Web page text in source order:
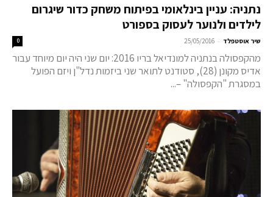
נתניה: עניין בינלאומי בפיתוח משחק כדור שיגרום
לילדים ולנוער לעסוק בספורט
שיר אוסטפלד -
25/05/2016
0
מהקפסולה בנתניה למונדיאל בריו 2016: יום שני היה יום מיוחד עבור
אדיס מקונן (28), סטודנט לתואר שני ביזמות נדל"ן ויזם הפועל
במסגרת "הקפסולה" –...